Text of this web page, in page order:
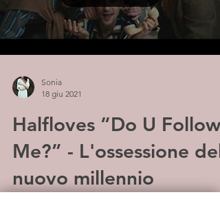
Sonia
18 giu 2021
Halfloves “Do U Follow
Me?” - L'ossessione del
nuovo millennio